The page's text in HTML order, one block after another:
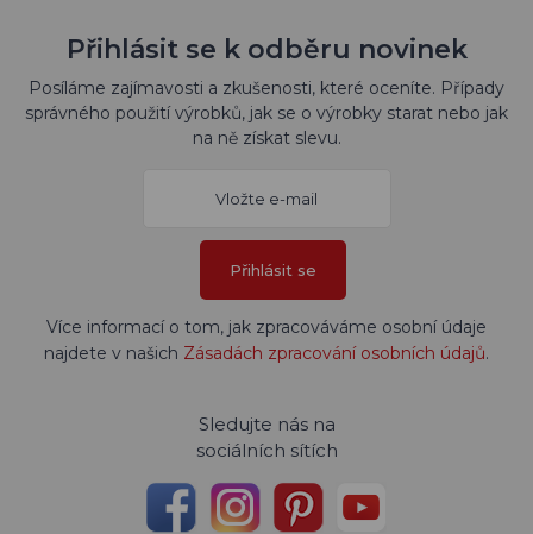
Přihlásit se k odběru novinek
Posíláme zajímavosti a zkušenosti, které oceníte. Případy
správného použití výrobků, jak se o výrobky starat nebo jak
na ně získat slevu.
Přihlásit se
Více informací o tom, jak zpracováváme osobní údaje
najdete v našich Zásadách zpracování osobních údajů.
Sledujte nás na
sociálních sítích